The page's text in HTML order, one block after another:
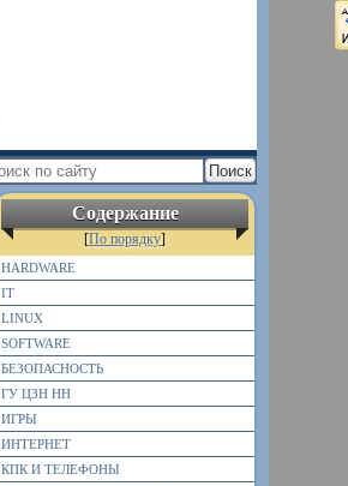
Содержание
[По порядку]
HARDWARE
IT
LINUX
SOFTWARE
БЕЗОПАСНОСТЬ
ГУ ЦЗН НН
ИГРЫ
ИНТЕРНЕТ
КПК И ТЕЛЕФОНЫ